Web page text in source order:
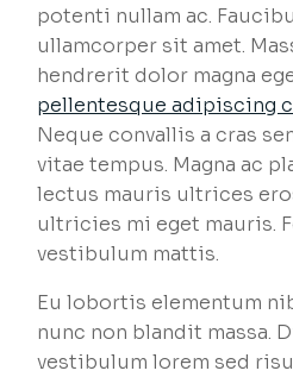
potenti nullam ac.
ullamcorper sit amet.
hendrerit dolor magna
pellentesque adipiscing
Neque convallis a cras
vitae tempus. Magna ac
lectus mauris ultrices
ultricies mi eget mauris.
vestibulum mattis.
Eu lobortis elementum
nunc non blandit massa.
vestibulum lorem sed